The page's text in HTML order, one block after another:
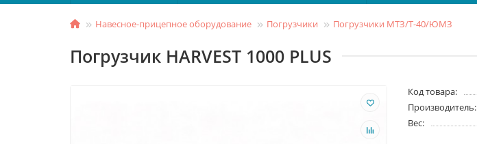
Навесное-прицепное оборудование Погрузчики Погрузчики МТЗ/Т-40/ЮМЗ
Погрузчик HARVEST 1000 PLUS
Код товара:
Производитель:
Вес: